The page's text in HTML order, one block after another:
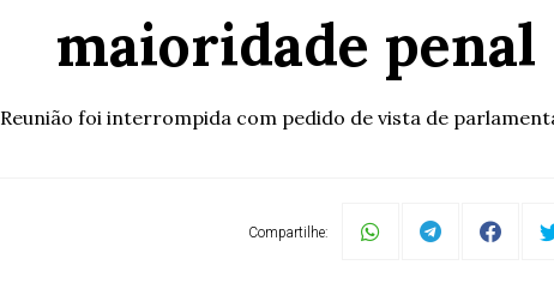
maioridade penal
Reunião foi interrompida com pedido de vista de
Compartilhe: